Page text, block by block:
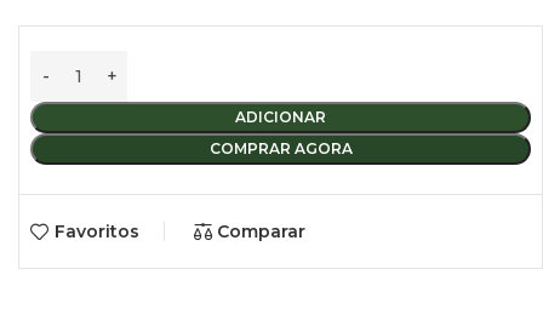
ADICIONAR
COMPRAR AGORA
Favoritos Comparar